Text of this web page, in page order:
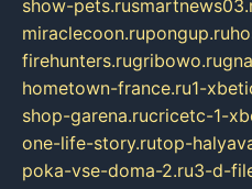
show-pets.ru
miraclecoon.rupongup.ru
firehunters.rugribowo.ru
hometown-france.ru1-
shop-garena.rucricetc-1-
one-life-story.rutop-
poka-vse-doma-2.ru3-d-